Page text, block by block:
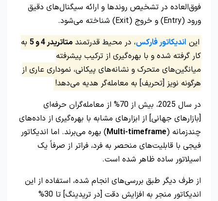
فوق‌العاده در تشخیص روندها و ارائه سیگنال‌های دقیق
ورود (Entry) و خروج (Exit) شناخته می‌شود.
این اندیکاتور فارکس، در محیط قدرتمندمتاتریدر 4 و 5
به
کار گرفته شده و با بهره‌گیری از ترکیب پیشرفته
میانگین‌های متحرک و نشانه‌های پیکانی، نموداری عاری از
هرگونه نویز [تحریف] به معامله‌گر هدیه می‌دهد!
در سال 2025، بیش از 70% از معامله‌گران حرفه‌ای
[بازارهای جهانی] از ابزارهای مشابه با بهره‌گیری از داده‌های
چندزمانه (Multi-timeframe) بهره می‌برند. اما اندیکاتور
فیجی با قابلیت‌های منحصر به فرد، فراتر از صرفاً یک
اسیلاتور ساده ظاهر شده است.
از طرف دیگر طبق بررسی‌های انجام شده، استفاده از این
اندیکاتور منجر به افزایش دقت [در تریدینگ] تا 30%